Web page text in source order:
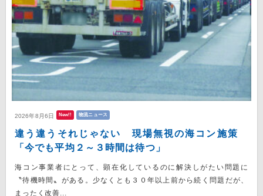
2026年8月6日 New!! 物流ニュース
違う違うそれじゃない 現場無視の海コン施策
「今でも平均２～３時間は待つ」
海コン事業者にとって、顕在化しているのに解決しがたい問題に
〝待機時間〟がある。少なくとも３０年以上前から続く問題だが、
まったく改善...